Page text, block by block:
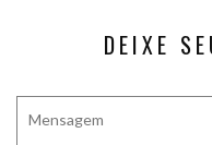
DEIXE